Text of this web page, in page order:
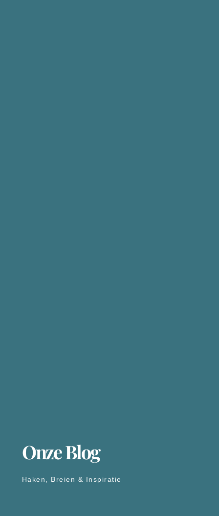
Onze Blog
Haken, Breien & Inspiratie